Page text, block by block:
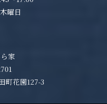
曜日
家
町花園127-3